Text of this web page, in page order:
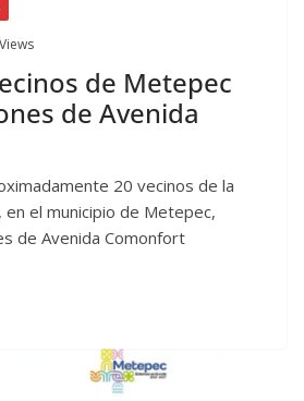
de Metepec
de Avenida
20 vecinos de la
en el municipio de Metepec,
de Avenida Comonfort